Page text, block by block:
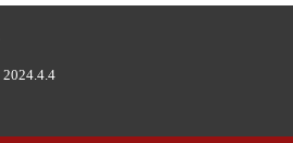
2024.4.4